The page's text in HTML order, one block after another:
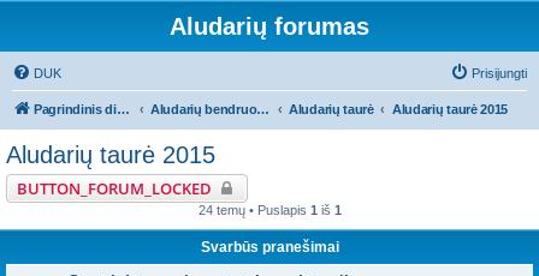
Aludarių forumas
DUK Prisijungti
Pagrindinis diskusijų puslapis Aludarių bendruomeniniai reikalai Aludarių taurė Aludarių taurė 2015
Aludarių taurė 2015
BUTTON_FORUM_LOCKED
24 temų • Puslapis 1 iš 1
Svarbūs pranešimai